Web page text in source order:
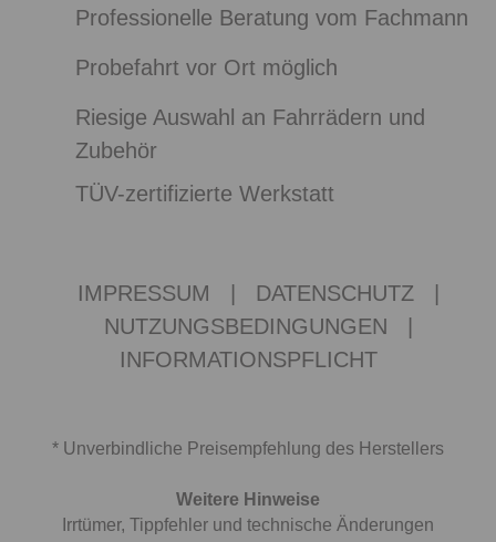
Professionelle Beratung vom Fachmann
Probefahrt vor Ort möglich
Riesige Auswahl an Fahrrädern und
Zubehör
TÜV-zertifizierte Werkstatt
IMPRESSUM DATENSCHUTZ
NUTZUNGSBEDINGUNGEN
INFORMATIONSPFLICHT
* Unverbindliche Preisempfehlung des Herstellers
Weitere Hinweise
Irrtümer, Tippfehler und technische Änderungen